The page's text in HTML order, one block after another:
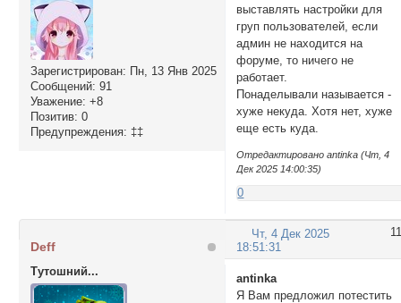
Зарегистрирован: Пн, 13 Янв 2025
Сообщений: 91
Уважение: +8
Позитив: 0
Предупреждения: ‡‡
выставлять настройки для
груп пользователей, если
админ не находится на
форуме, то ничего не
работает.
Понаделывали называется -
хуже некуда. Хотя нет, хуже
еще есть куда.
Отредактировано antinka (Чт, 4
Дек 2025 14:00:35)
0
11
Чт, 4 Дек 2025
18:51:31
Deff
Тутошний...
antinka
Я Вам предложил потестить